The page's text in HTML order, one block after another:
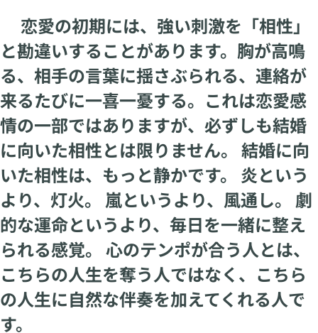
恋愛の初期には、強い刺激を「相性」
と勘違いすることがあります。胸が高鳴
る、相手の言葉に揺さぶられる、連絡が
来るたびに一喜一憂する。これは恋愛感
情の一部ではありますが、必ずしも結婚
に向いた相性とは限りません。 結婚に向
いた相性は、もっと静かです。 炎という
より、灯火。 嵐というより、風通し。 劇
的な運命というより、毎日を一緒に整え
られる感覚。 心のテンポが合う人とは、
こちらの人生を奪う人ではなく、こちら
の人生に自然な伴奏を加えてくれる人で
す。